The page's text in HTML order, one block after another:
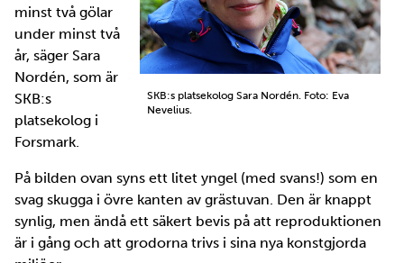
SKB:s platsekolog Sara Nordén. Foto: Eva
Nevelius.
minst två gölar
under minst två
år, säger Sara
Nordén, som är
SKB:s
platsekolog i
Forsmark.
På bilden ovan syns ett litet yngel (med svans!) som en
svag skugga i övre kanten av grästuvan. Den är knappt
synlig, men ändå ett säkert bevis på att reproduktionen
är i gång och att grodorna trivs i sina nya konstgjorda